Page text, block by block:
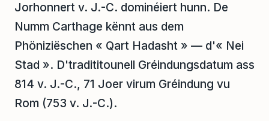
Jorhonnert v. J.-C. dominéiert hunn. De
Numm Carthage kënnt aus dem
Phöniziëschen « Qart Hadasht » — d'« Nei
Stad ». D'tradititounell Gréindungsdatum ass
814 v. J.-C., 71 Joer virum Gréindung vu
Rom (753 v. J.-C.).